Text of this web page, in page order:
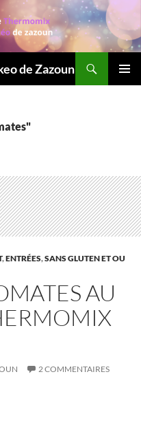
de Zazoun
,ENTRÉES,SANS GLUTEN ET OU
AU
2 COMMENTAIRES